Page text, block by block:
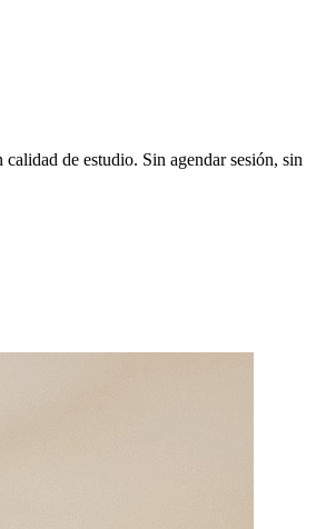
de estudio. Sin agendar sesión, sin